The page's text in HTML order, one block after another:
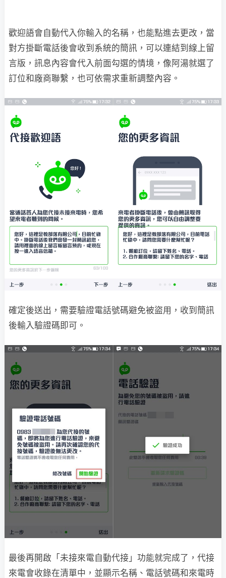
歡迎語會自動代入你輸入的名稱，也能點進去更改，當
對方掛斷電話後會收到系統的簡訊，可以連結到線上留
言版，訊息內容會代入前面勾選的情境，像阿湯就選了
訂位和廠商聯繫，也可依需求重新調整內容。
確定後送出，需要驗證電話號碼避免被盜用，收到簡訊
後輸入驗證碼即可。
最後再開啟「未接來電自動代接」功能就完成了，代接
來電會收錄在清單中，並顯示名稱、電話號碼和來電時